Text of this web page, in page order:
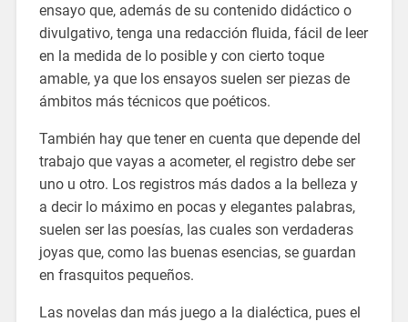
ensayo que, además de su contenido didáctico o
divulgativo, tenga una redacción fluida, fácil de leer
en la medida de lo posible y con cierto toque
amable, ya que los ensayos suelen ser piezas de
ámbitos más técnicos que poéticos.
También hay que tener en cuenta que depende del
trabajo que vayas a acometer, el registro debe ser
uno u otro. Los registros más dados a la belleza y
a decir lo máximo en pocas y elegantes palabras,
suelen ser las poesías, las cuales son verdaderas
joyas que, como las buenas esencias, se guardan
en frasquitos pequeños.
Las novelas dan más juego a la dialéctica, pues el